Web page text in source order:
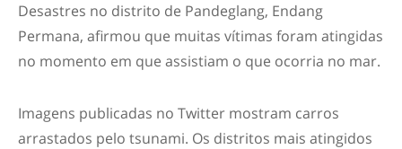
Desastres no distrito de Pandeglang, Endang
Permana, afirmou que muitas vítimas foram atingidas
no momento em que assistiam o que ocorria no mar.
Imagens publicadas no Twitter mostram carros
arrastados pelo tsunami. Os distritos mais atingidos